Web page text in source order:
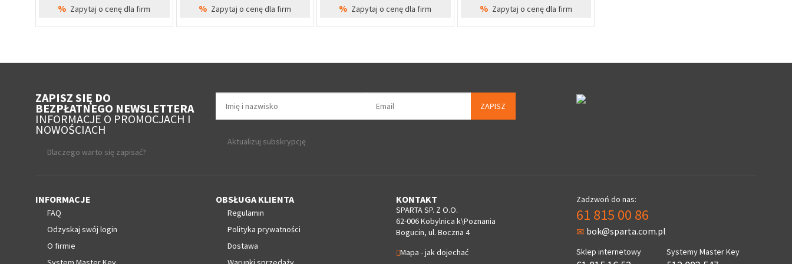
% Zapytaj o cenę dla firm % Zapytaj o cenę dla firm % Zapytaj o cenę dla firm % Zapytaj o cenę dla firm
ZAPISZ SIĘ DO
BEZPŁATNEGO NEWSLETTERA
INFORMACJE O PROMOCJACH I
NOWOŚCIACH
Dlaczego warto się zapisać?
ZAPISZ
Aktualizuj subskrypcję
INFORMACJE
FAQ
Odzyskaj swój login
O firmie
OBSŁUGA KLIENTA
Regulamin
Polityka prywatności
Dostawa
KONTAKT
SPARTA SP. Z O.O.
62-006 Kobylnica k\Poznania
Bogucin, ul. Boczna 4
Mapa - jak dojechać
Zadzwoń do nas:
61 815 00 86
bok@sparta.com.pl
Sklep internetowy Systemy Master Key